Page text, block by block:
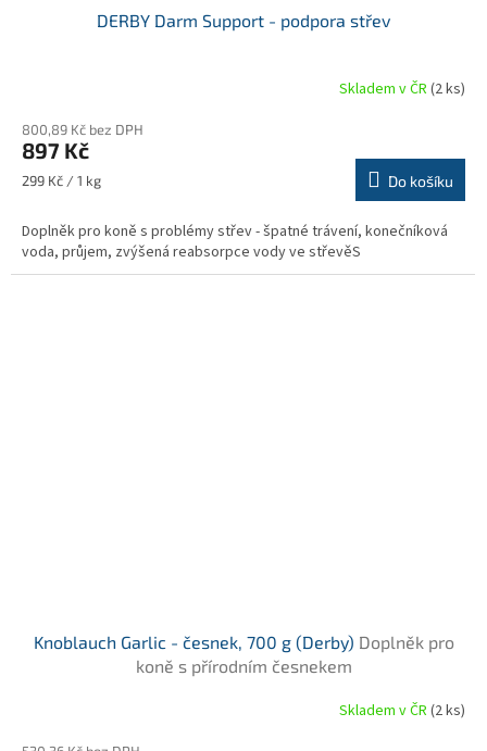
DERBY Darm Support - podpora střev
Skladem v ČR (2 ks)
800,89 Kč bez DPH
897 Kč
Měrná
299 Kč / 1 kg Do košíku
Doplněk pro koně s problémy střev - špatné trávení, konečníková
voda, průjem, zvýšená reabsorpce vody ve střevěS
Knoblauch Garlic - česnek, 700 g (Derby) Doplněk pro
koně s přírodním česnekem
Skladem v ČR (2 ks)